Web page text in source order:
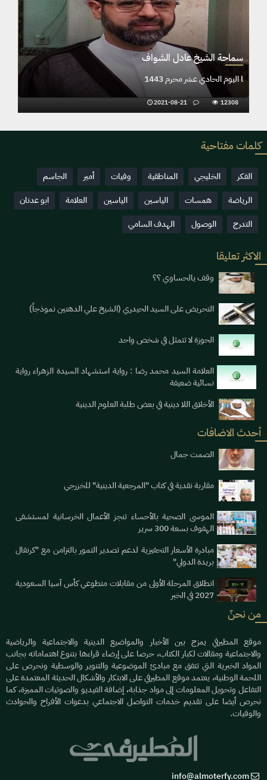
سماحة الشيخ عادل الشواف
كلمات مفتاحية
الفكر الخليجي المناطقية وفيات أمير
الجاسم
الرياضة
همسات الياسين الياسين العلامة
ابو عدنان
التدرج
الوصول الهدف السامي
الاكثر تعليقا
وقف يالحساوي ؟؟
التحريض على السيد الحيدري (الشيخ علي الدهنين نموذجاً)
الحوزة لا تتمثل في شخص واحد
العلامة السيد محمد رضا : رواية استشهاد السيدة الزهراء رواية
نسائية ضعيفة
الأخلاق اللا دينية في بعض طلبة العلوم الدينية
أحدث الاضافات
الصمت جمال
مقاربة نقدية في كتاب "المرجعية الدينية" للخزرجي
الموسى الصحية بالأحساء تنجز الأعمال الخرسانية لمستشفى
الهفوف بسعة 300 سرير
مبادرة الأسعار التحفيزية لدعم تصدير التمور بالتزامن مع "كرنفال
بريدة الدولي"
انطلاق المرحلة الأولى من مقابلات متطوعي كأس آسيا السعودية
2027 في الخبر
من نحنٌ
موقع المطيرفي يمزج بين الأخبار والمواضيع الدينية والاجتماعية والرياضية
والاجتماعية ومقالات لكبار الكتاب، حرصا على إرضاء قراءها بتنوع اهتماماته بجانب
المواد الخبرية التي تتفق مع مبادئ الموضوعية والتنوير والوسطية ونحرص على
اللحمة الوطنية، يعتمد موقع المطيرفي على الابتكار والأشكال الحديثة المعتمدة على
التفاعل وتحويل المعلومات إلى مواد جذابة، إضافة الفيديو والصوتيات المميزة، كما
نحرص أيضا على تقديم خدمات التواصل الاجتماعي بدعوات الأفراح والحوادث
والوفيات.
info@almoterfy.com